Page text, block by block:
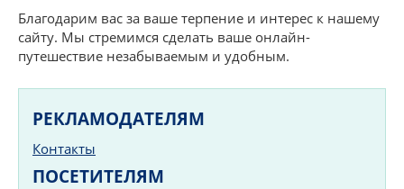
Благодарим вас за ваше терпение и интерес к нашему
сайту. Мы стремимся сделать ваше онлайн-
путешествие незабываемым и удобным.
РЕКЛАМОДАТЕЛЯМ
Контакты
ПОСЕТИТЕЛЯМ